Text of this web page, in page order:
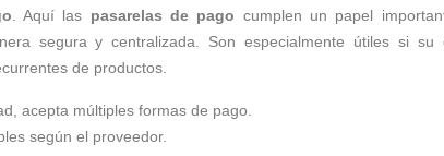
. Aquí las pasarelas de pago cumplen un papel
segura y centralizada. Son especialmente útiles si
de productos.
acepta múltiples formas de pago.
según el proveedor.